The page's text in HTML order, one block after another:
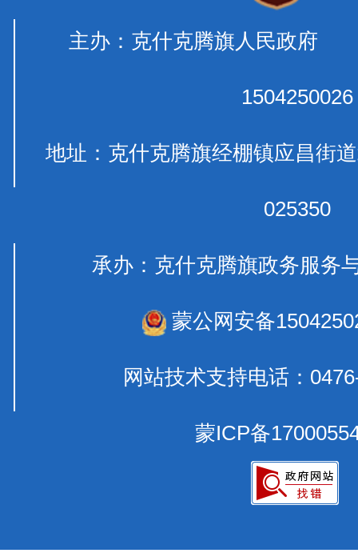
主办：克什克腾旗人民政府
1504250026
地址：克什克腾旗经棚镇应
025350
承办：克什克腾旗政务服
蒙公网安备
网站技术支持电话：
蒙ICP备